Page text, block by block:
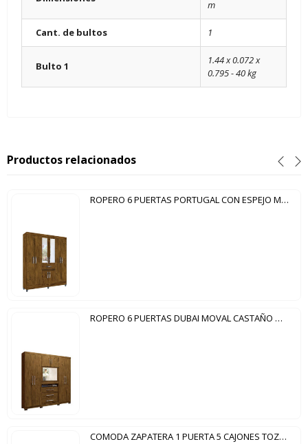
m
Cant. de bultos 1
Bulto 1
1.44 x 0.072 x
0.795 - 40 kg
Productos relacionados
ROPERO 6 PUERTAS PORTUGAL CON ESPEJO MOVAL CASTAÑO WOOD
ROPERO 6 PUERTAS DUBAI MOVAL CASTAÑO WOOD
COMODA ZAPATERA 1 PUERTA 5 CAJONES TOZETTO MOGNO